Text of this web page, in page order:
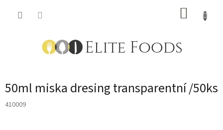
50ml miska dresing transparentní /50ks
410009